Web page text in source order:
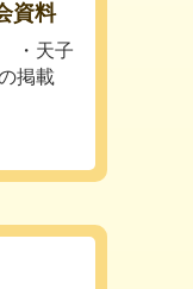
資料
・天子
掲載